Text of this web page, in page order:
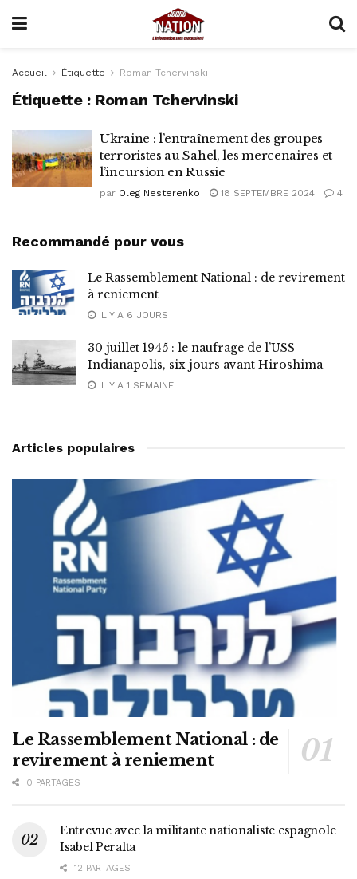
Accueil Étiquette Roman Tchervinski
Étiquette : Roman Tchervinski
Ukraine : l’entraînement des groupes
terroristes au Sahel, les mercenaires et
l’incursion en Russie
par Oleg Nesterenko 18 SEPTEMBRE 2024 4
Recommandé pour vous
Le Rassemblement National : de revirement
à reniement
IL Y A 6 JOURS
30 juillet 1945 : le naufrage de l’USS
Indianapolis, six jours avant Hiroshima
IL Y A 1 SEMAINE
Articles populaires
Le Rassemblement National : de
revirement à reniement
0 PARTAGES
Entrevue avec la militante nationaliste espagnole
Isabel Peralta
12 PARTAGES